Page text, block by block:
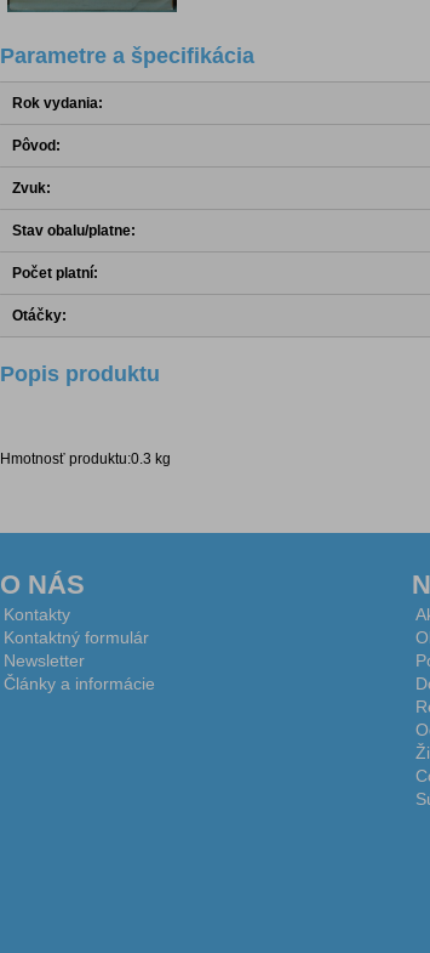
Parametre a špecifikácia
Rok vydania:
Pôvod:
Zvuk:
Stav obalu/platne:
Počet platní:
Otáčky:
Popis produktu
Hmotnosť produktu:0.3 kg
O NÁS
Kontakty
Kontaktný formulár
Newsletter
Články a informácie